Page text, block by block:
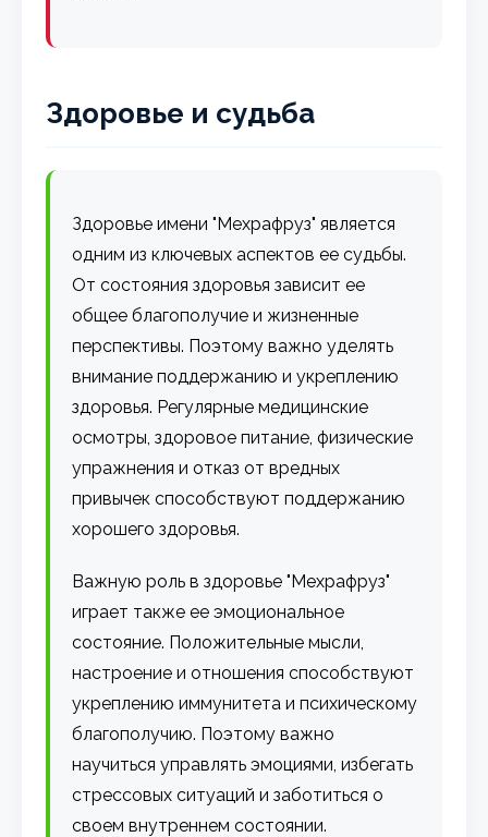
Здоровье и судьба
Здоровье имени "Мехрафруз" является
одним из ключевых аспектов ее судьбы.
От состояния здоровья зависит ее
общее благополучие и жизненные
перспективы. Поэтому важно уделять
внимание поддержанию и укреплению
здоровья. Регулярные медицинские
осмотры, здоровое питание, физические
упражнения и отказ от вредных
привычек способствуют поддержанию
хорошего здоровья.
Важную роль в здоровье "Мехрафруз"
играет также ее эмоциональное
состояние. Положительные мысли,
настроение и отношения способствуют
укреплению иммунитета и психическому
благополучию. Поэтому важно
научиться управлять эмоциями, избегать
стрессовых ситуаций и заботиться о
своем внутреннем состоянии.